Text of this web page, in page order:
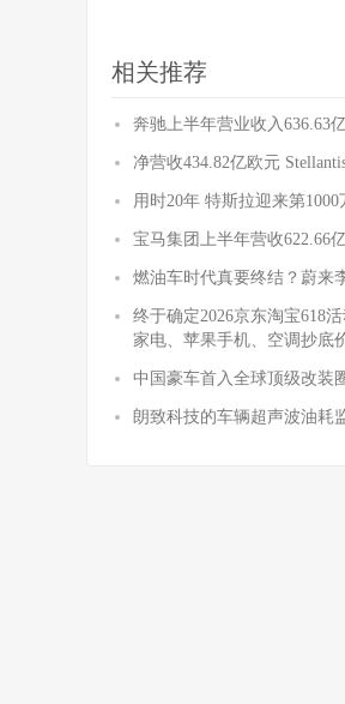
相关推荐
奔驰上半年营业收入636.63
净营收434.82亿欧元
用时20年 特斯拉迎来第
宝马集团上半年营收622.66
燃油车时代真要终结？蔚来
终于确定2026京东淘宝618
家电、苹果手机、空调抄底
中国豪车首入全球顶级改装
朗致科技的车辆超声波油耗